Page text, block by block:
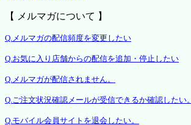
【 メルマガについて 】
Q.メルマガの配信頻度を変更したい
Q.お気に入り店舗からの配信を追加・停止したい
Q.メルマガが配信されません。
Q.ご注文状況確認メールが受信できるか確認したい。
Q.モバイル会員サイトを退会したい。